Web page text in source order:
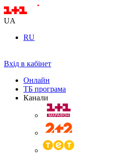
UA
RU
Вхід в кабінет
Онлайн
ТБ програма
Канали